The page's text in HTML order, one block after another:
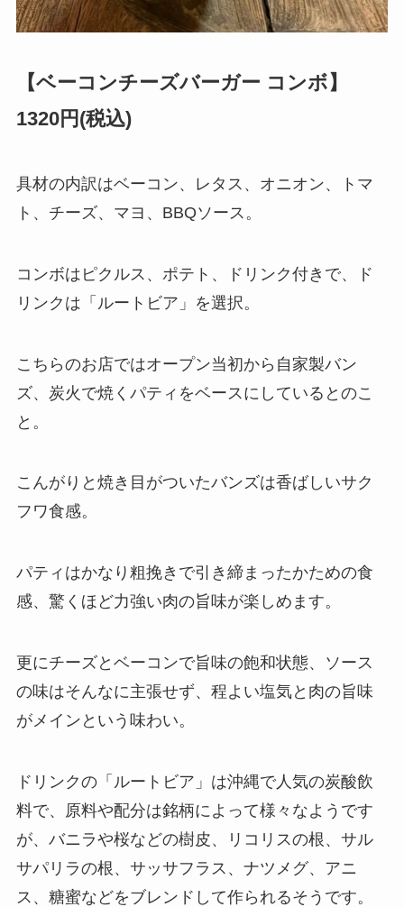
【ベーコンチーズバーガー コンボ】
1320円(税込)
具材の内訳はベーコン、レタス、オニオン、トマ
ト、チーズ、マヨ、BBQソース。
コンボはピクルス、ポテト、ドリンク付きで、ド
リンクは「ルートビア」を選択。
こちらのお店ではオープン当初から自家製バン
ズ、炭火で焼くパティをベースにしているとのこ
と。
こんがりと焼き目がついたバンズは香ばしいサク
フワ食感。
パティはかなり粗挽きで引き締まったかための食
感、驚くほど力強い肉の旨味が楽しめます。
更にチーズとベーコンで旨味の飽和状態、ソース
の味はそんなに主張せず、程よい塩気と肉の旨味
がメインという味わい。
ドリンクの「ルートビア」は沖縄で人気の炭酸飲
料で、原料や配分は銘柄によって様々なようです
が、バニラや桜などの樹皮、リコリスの根、サル
サパリラの根、サッサフラス、ナツメグ、アニ
ス、糖蜜などをブレンドして作られるそうです。